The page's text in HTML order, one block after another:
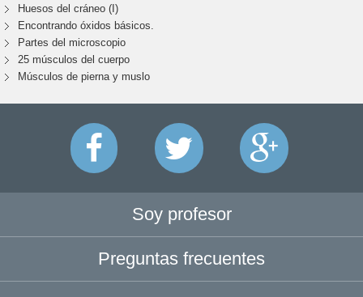
Huesos del cráneo (I)
Encontrando óxidos básicos.
Partes del microscopio
25 músculos del cuerpo
Músculos de pierna y muslo
Soy profesor
Preguntas frecuentes